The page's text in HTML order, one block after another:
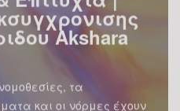
Akshara
τα
και οι νόρμες έχουν